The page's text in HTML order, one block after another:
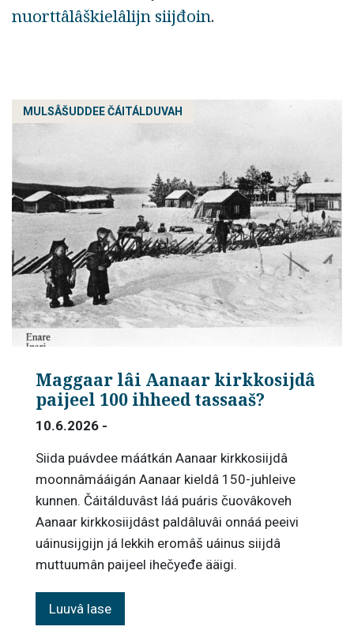
nuorttâlâškielâlijn siijđoin.
MULSÂŠUDDEE ČÁITÁLDUVAH
Maggaar lâi Aanaar kirkkosijdâ
paijeel 100 ihheed tassaaš?
10.6.2026 -
Siida puávdee máátkán Aanaar kirkkosiijdâ
moonnâmááigán Aanaar kieldâ 150-juhleive
kunnen. Čáitálduvâst láá puáris čuovâkoveh
Aanaar kirkkosiijdâst paldâluvâi onnáá peeivi
uáinusijgijn já lekkih eromâš uáinus siijdâ
muttuumân paijeel ihečyeđe ääigi.
Luuvâ lase